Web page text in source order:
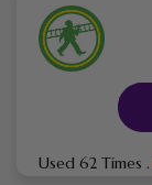
Used 62 Times .